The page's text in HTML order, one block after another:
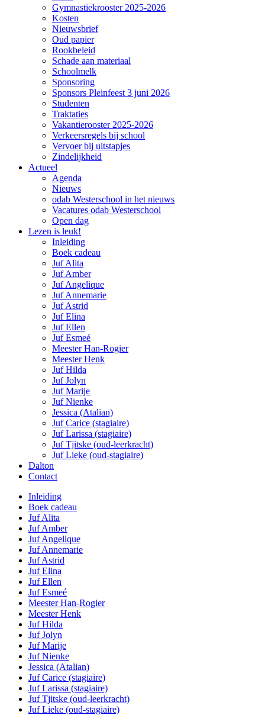
Gymnastiekrooster 2025-2026
Kosten
Nieuwsbrief
Oud papier
Rookbeleid
Schade aan materiaal
Schoolmelk
Sponsoring
Sponsors Pleinfeest 3 juni 2026
Studenten
Traktaties
Vakantierooster 2025-2026
Verkeersregels bij school
Vervoer bij uitstapjes
Zindelijkheid
Actueel
Agenda
Nieuws
odab Westerschool in het nieuws
Vacatures odab Westerschool
Open dag
Lezen is leuk!
Inleiding
Boek cadeau
Juf Alita
Juf Amber
Juf Angelique
Juf Annemarie
Juf Astrid
Juf Elina
Juf Ellen
Juf Esmeé
Meester Han-Rogier
Meester Henk
Juf Hilda
Juf Jolyn
Juf Marije
Juf Nienke
Jessica (Atalian)
Juf Carice (stagiaire)
Juf Larissa (stagiaire)
Juf Tjitske (oud-leerkracht)
Juf Lieke (oud-stagiaire)
Dalton
Contact
Inleiding
Boek cadeau
Juf Alita
Juf Amber
Juf Angelique
Juf Annemarie
Juf Astrid
Juf Elina
Juf Ellen
Juf Esmeé
Meester Han-Rogier
Meester Henk
Juf Hilda
Juf Jolyn
Juf Marije
Juf Nienke
Jessica (Atalian)
Juf Carice (stagiaire)
Juf Larissa (stagiaire)
Juf Tjitske (oud-leerkracht)
Juf Lieke (oud-stagiaire)